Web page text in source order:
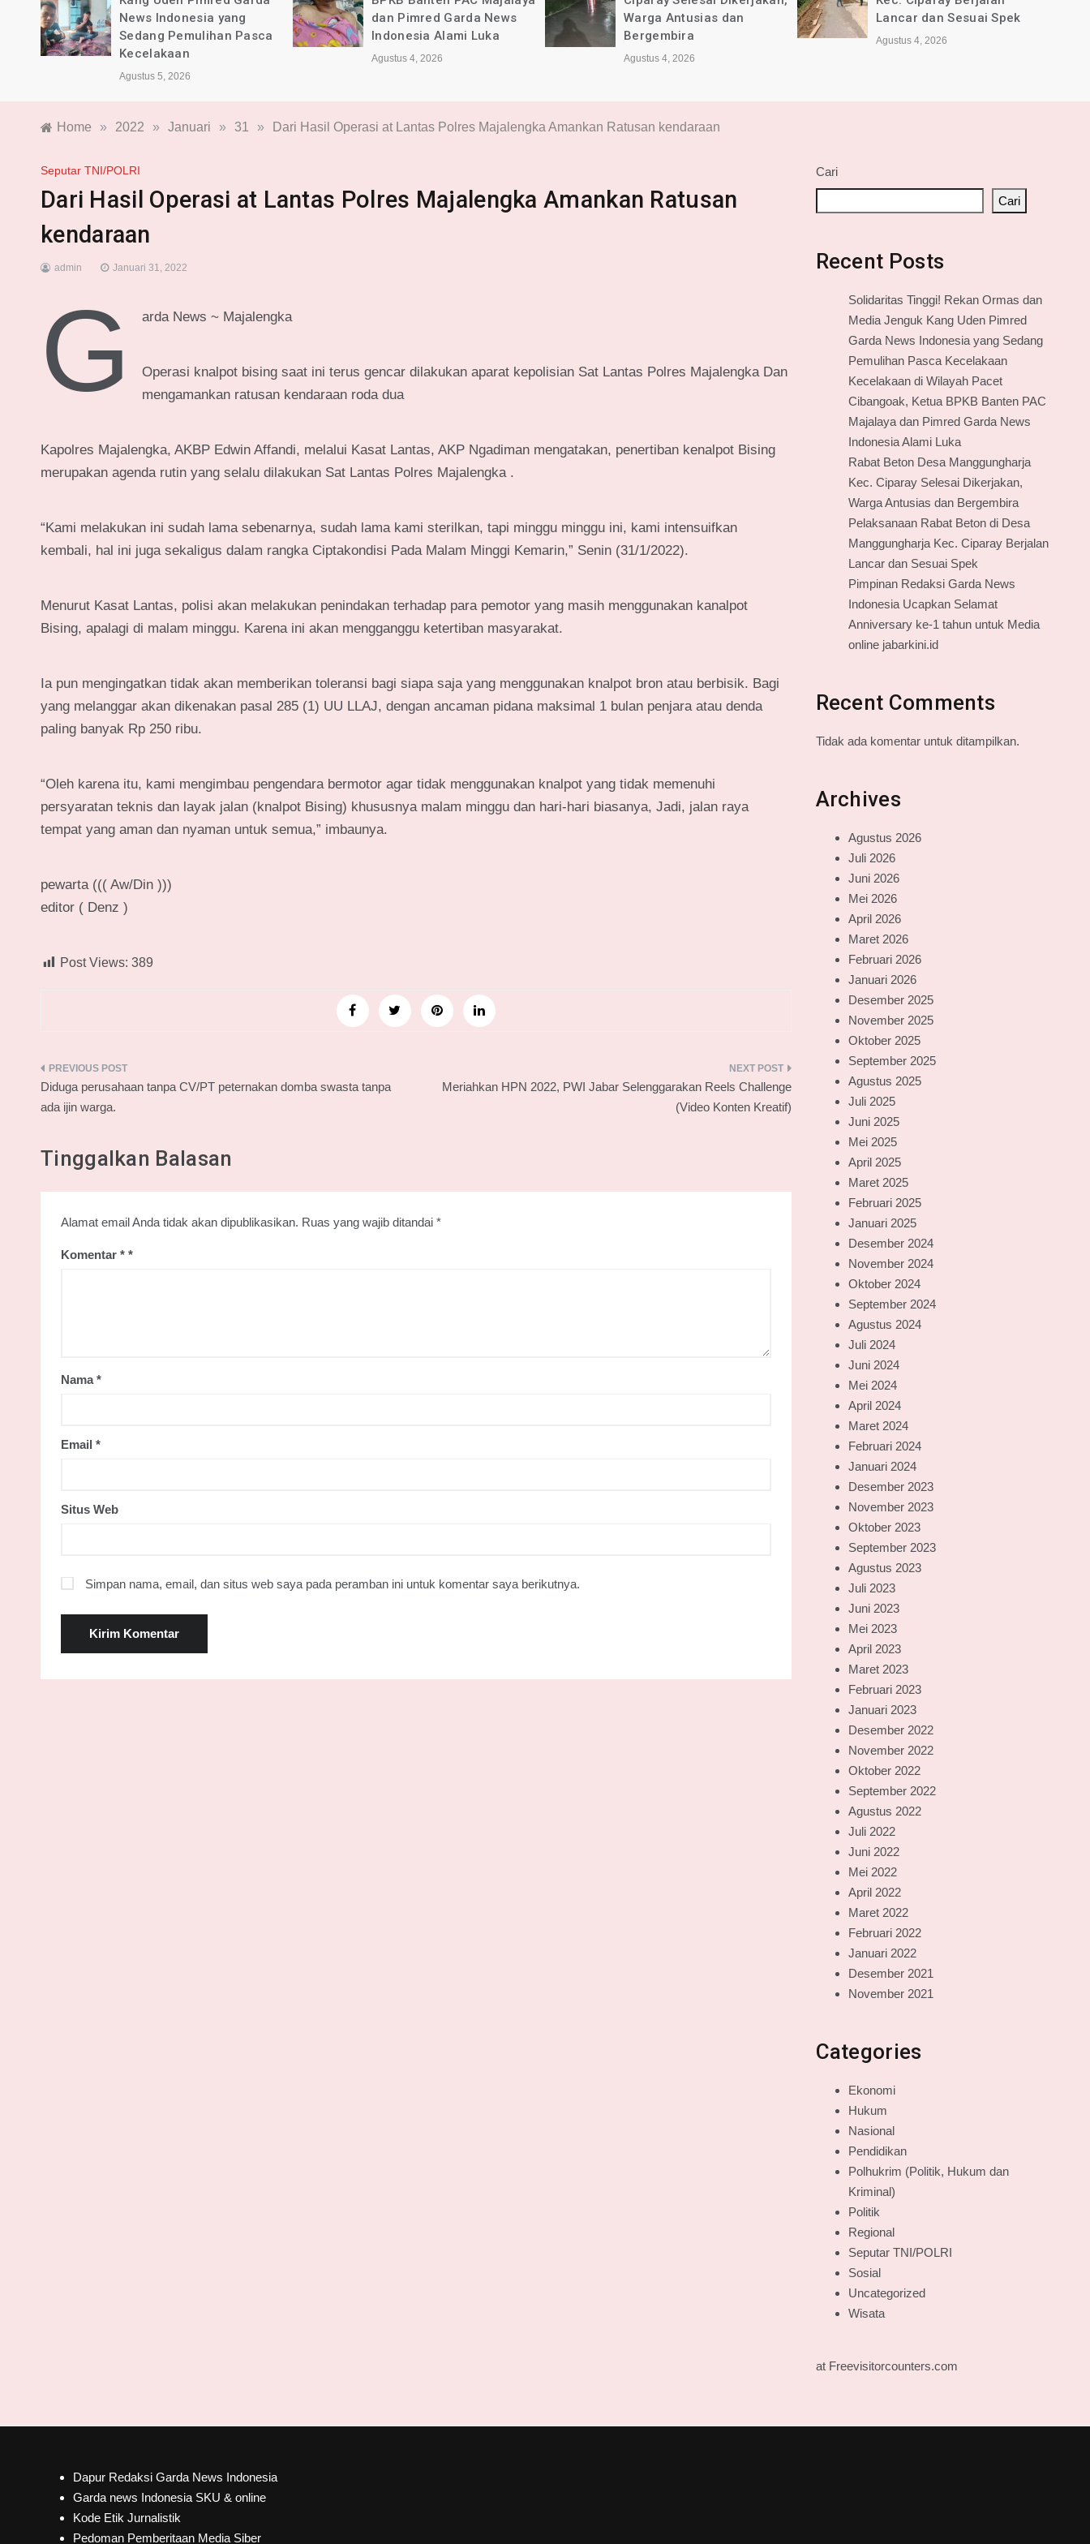
dan Pimred Garda News
Indonesia Alami Luka
Agustus 4, 2026
Warga Antusias dan
Bergembira
Agustus 4, 2026
Lancar dan Sesuai Spek
Agustus 4, 2026
tahun untuk Media online
jabarkini.id
Home » 2022 » Januari » 31 » Dari Hasil Operasi at Lantas Polres Majalengka Amankan Ratusan kendaraan
Seputar TNI/POLRI
Dari Hasil Operasi at Lantas Polres Majalengka Amankan Ratusan
kendaraan
admin Januari 31, 2022
G arda News ~ Majalengka
Operasi knalpot bising saat ini terus gencar dilakukan aparat kepolisian Sat Lantas Polres Majalengka Dan
mengamankan ratusan kendaraan roda dua
Kapolres Majalengka, AKBP Edwin Affandi, melalui Kasat Lantas, AKP Ngadiman mengatakan, penertiban kenalpot Bising
merupakan agenda rutin yang selalu dilakukan Sat Lantas Polres Majalengka .
“Kami melakukan ini sudah lama sebenarnya, sudah lama kami sterilkan, tapi minggu minggu ini, kami intensuifkan
kembali, hal ini juga sekaligus dalam rangka Ciptakondisi Pada Malam Minggi Kemarin,” Senin (31/1/2022).
Menurut Kasat Lantas, polisi akan melakukan penindakan terhadap para pemotor yang masih menggunakan kanalpot
Bising, apalagi di malam minggu. Karena ini akan mengganggu ketertiban masyarakat.
Ia pun mengingatkan tidak akan memberikan toleransi bagi siapa saja yang menggunakan knalpot bron atau berbisik. Bagi
yang melanggar akan dikenakan pasal 285 (1) UU LLAJ, dengan ancaman pidana maksimal 1 bulan penjara atau denda
paling banyak Rp 250 ribu.
“Oleh karena itu, kami mengimbau pengendara bermotor agar tidak menggunakan knalpot yang tidak memenuhi
persyaratan teknis dan layak jalan (knalpot Bising) khususnya malam minggu dan hari-hari biasanya, Jadi, jalan raya
tempat yang aman dan nyaman untuk semua,” imbaunya.
pewarta ((( Aw/Din )))
editor ( Denz )
Post Views: 389
Navigasi
pos
Diduga perusahaan tanpa CV/PT peternakan domba swasta tanpa
ada ijin warga.
Meriahkan HPN 2022, PWI Jabar Selenggarakan Reels Challenge
(Video Konten Kreatif)
Tinggalkan Balasan
Alamat email Anda tidak akan dipublikasikan. Ruas yang wajib ditandai *
Komentar *
Nama*
Email *
Situs Web
Simpan nama, email, dan situs web saya pada peramban ini untuk komentar saya berikutnya.
Cari
Cari
Recent Posts
Solidaritas Tinggi! Rekan Ormas dan
Media Jenguk Kang Uden Pimred
Garda News Indonesia yang Sedang
Pemulihan Pasca Kecelakaan
Kecelakaan di Wilayah Pacet
Cibangoak, Ketua BPKB Banten PAC
Majalaya dan Pimred Garda News
Indonesia Alami Luka
Rabat Beton Desa Manggungharja
Kec. Ciparay Selesai Dikerjakan,
Warga Antusias dan Bergembira
Pelaksanaan Rabat Beton di Desa
Manggungharja Kec. Ciparay Berjalan
Lancar dan Sesuai Spek
Pimpinan Redaksi Garda News
Indonesia Ucapkan Selamat
Anniversary ke-1 tahun untuk Media
online jabarkini.id
Recent Comments
Tidak ada komentar untuk ditampilkan.
Archives
Agustus 2026
Juli 2026
Juni 2026
Mei 2026
April 2026
Maret 2026
Februari 2026
Januari 2026
Desember 2025
November 2025
Oktober 2025
September 2025
Agustus 2025
Juli 2025
Juni 2025
Mei 2025
April 2025
Maret 2025
Februari 2025
Januari 2025
Desember 2024
November 2024
Oktober 2024
September 2024
Agustus 2024
Juli 2024
Juni 2024
Mei 2024
April 2024
Maret 2024
Februari 2024
Januari 2024
Desember 2023
November 2023
Oktober 2023
September 2023
Agustus 2023
Juli 2023
Juni 2023
Mei 2023
April 2023
Maret 2023
Februari 2023
Januari 2023
Desember 2022
November 2022
Oktober 2022
September 2022
Agustus 2022
Juli 2022
Juni 2022
Mei 2022
April 2022
Maret 2022
Februari 2022
Januari 2022
Desember 2021
November 2021
Categories
Ekonomi
Hukum
Nasional
Pendidikan
Polhukrim (Politik, Hukum dan
Kriminal)
Politik
Regional
Seputar TNI/POLRI
Sosial
Uncategorized
Wisata
at Freevisitorcounters.com
Dapur Redaksi Garda News Indonesia
Garda news Indonesia SKU & online
Kode Etik Jurnalistik
Pedoman Pemberitaan Media Siber